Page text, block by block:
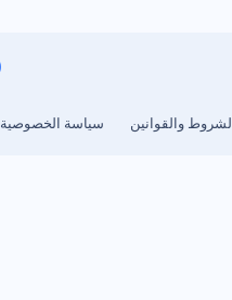
الشروط والقوانين سياسة الخصوصية